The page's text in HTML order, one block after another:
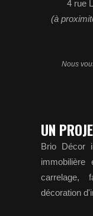
4 rue
(à
Nous
UN
Brio Décor
immobilière
carrelage,
décoration